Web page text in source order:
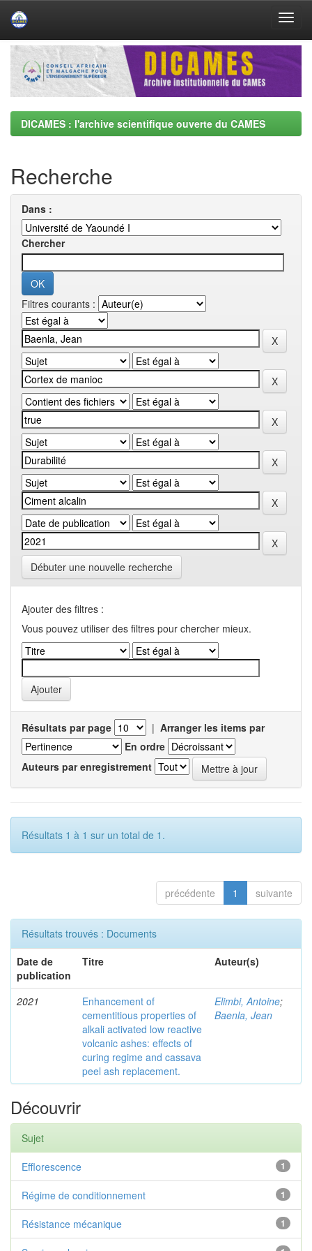
Skip
navigation
DICAMES : l'archive scientifique ouverte du CAMES
Recherche
Dans :
Chercher
Filtres courants :
Débuter une nouvelle recherche
Ajouter des filtres :
Vous pouvez utiliser des filtres pour chercher mieux.
Résultats par page | Arranger les items par
En ordre
Auteurs par enregistrement
Résultats 1 à 1 sur un total de 1.
précédente 1 suivante
Résultats trouvés : Documents
Date de
publication
Titre Auteur(s)
2021
Enhancement of
cementitious properties of
alkali activated low reactive
volcanic ashes: effects of
curing regime and cassava
peel ash replacement.
Elimbi, Antoine;
Baenla, Jean
Découvrir
Sujet
1
Efflorescence
1
Régime de conditionnement
1
Résistance mécanique